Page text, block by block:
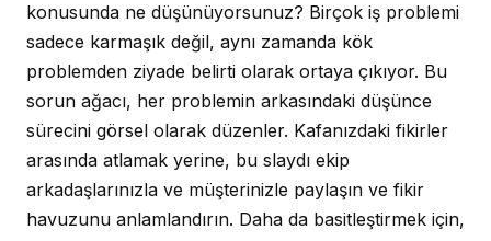
konusunda ne düşünüyorsunuz? Birçok iş problemi
sadece karmaşık değil, aynı zamanda kök
problemden ziyade belirti olarak ortaya çıkıyor. Bu
sorun ağacı, her problemin arkasındaki düşünce
sürecini görsel olarak düzenler. Kafanızdaki fikirler
arasında atlamak yerine, bu slaydı ekip
arkadaşlarınızla ve müşterinizle paylaşın ve fikir
havuzunu anlamlandırın. Daha da basitleştirmek için,